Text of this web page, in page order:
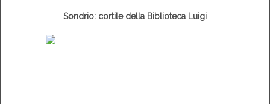
Sondrio: cortile della Biblioteca Luigi